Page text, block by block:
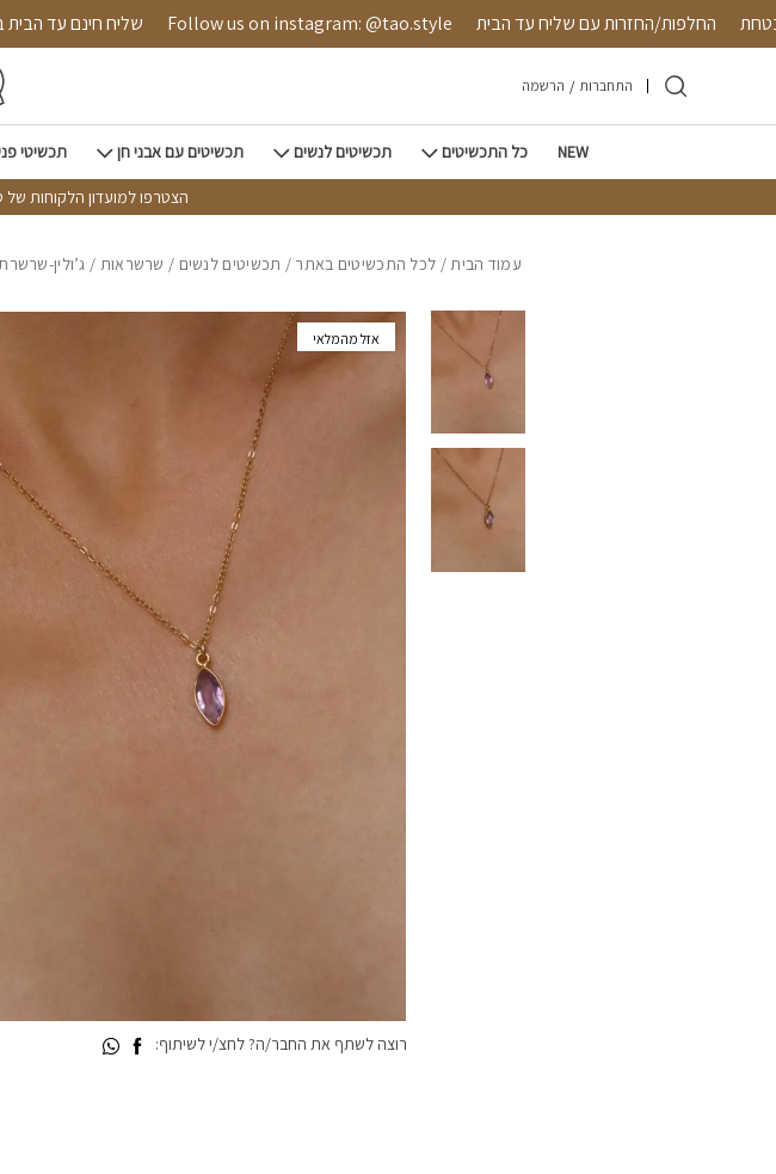
Skip to Content
מאובטחת החלפות/החזרות עם שליח עד הבית Follow us on instagram: @tao.style שליח חינם עד
התחברות / הרשמה
NEW כל התכשיטים תכשיטים לנשים תכשיטים עם אבני חן תכשיטי
הצטרפו למועדון הלקוחות של טאו וקבלו 10%
עמוד הבית/ לכל התכשיטים באתר / תכשיטים לנשים / שרשראות / ג’ולין-
אזל מהמלאי
רוצה לשתף את החבר/ה? לחצ/י לשיתוף:
בחזרה למעלה